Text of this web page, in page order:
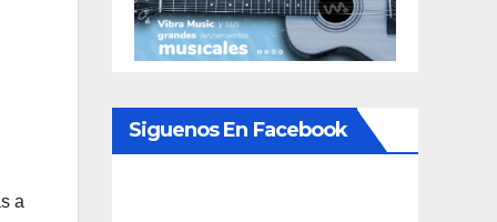
a
Siguenos En Facebook